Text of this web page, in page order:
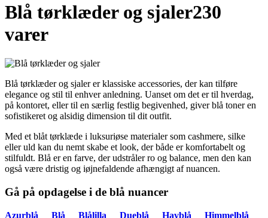
Blå tørklæder og sjaler230
varer
Blå tørklæder og sjaler er klassiske accessories, der kan tilføre
elegance og stil til enhver anledning. Uanset om det er til hverdag,
på kontoret, eller til en særlig festlig begivenhed, giver blå toner en
sofistikeret og alsidig dimension til dit outfit.
Med et blåt tørklæde i luksuriøse materialer som cashmere, silke
eller uld kan du nemt skabe et look, der både er komfortabelt og
stilfuldt. Blå er en farve, der udstråler ro og balance, men den kan
også være dristig og iøjnefaldende afhængigt af nuancen.
Gå på opdagelse i de blå nuancer
Azurblå Blå Blålilla Dueblå Havblå Himmelblå